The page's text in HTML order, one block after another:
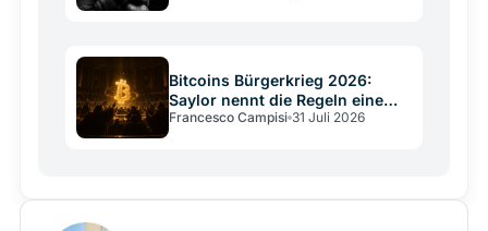
Bitcoins Bürgerkrieg 2026:
Saylor nennt die Regeln eine
Verfassung
Francesco Campisi 31 Juli 2026